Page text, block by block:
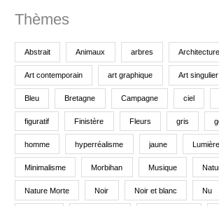
Thèmes
Abstrait Animaux arbres Architecture
Art contemporain art graphique Art singulier
Bleu Bretagne Campagne ciel
figuratif Finistère Fleurs gris
homme hyperréalisme jaune Lumière
Minimalisme Morbihan Musique
Nature Morte Noir Noir et blanc Nu